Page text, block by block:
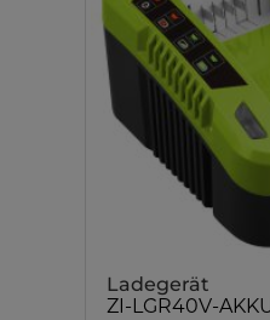
Ladegerät
ZI-LGR40V-